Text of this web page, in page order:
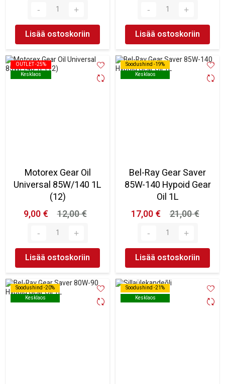
Lisää ostoskoriin Lisää ostoskoriin
OUTLET -25%
Kesklaos
OUTLET -25%
Kesklaos
Motorex Gear Oil
Universal 85W/140 1L
(12)
9,00 €
12,00 €
Lisää ostoskoriin
Soodushind -19%
Kesklaos
Soodushind -19%
Kesklaos
Bel-Ray Gear Saver
85W-140 Hypoid Gear
Oil 1L
17,00 €
21,00 €
Lisää ostoskoriin
Soodushind -20%
Kesklaos
Soodushind -20%
Kesklaos
Soodushind -21%
Kesklaos
Soodushind -21%
Kesklaos